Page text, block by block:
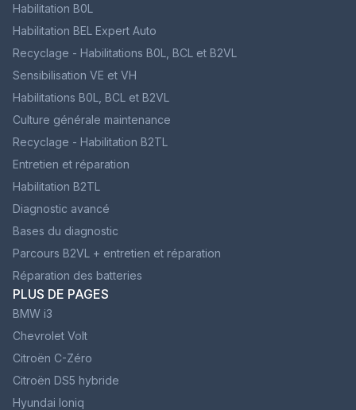
Habilitation B0L
Habilitation BEL Expert Auto
Recyclage - Habilitations B0L, BCL et B2VL
Sensibilisation VE et VH
Habilitations B0L, BCL et B2VL
Culture générale maintenance
Recyclage - Habilitation B2TL
Entretien et réparation
Habilitation B2TL
Diagnostic avancé
Bases du diagnostic
Parcours B2VL + entretien et réparation
Réparation des batteries
PLUS DE PAGES
BMW i3
Chevrolet Volt
Citroën C-Zéro
Citroën DS5 hybride
Hyundai Ioniq